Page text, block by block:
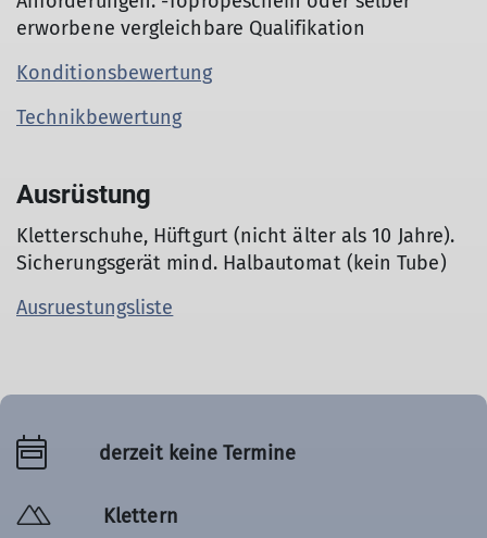
erworbene vergleichbare Qualifikation
Konditionsbewertung
Technikbewertung
Ausrüstung
Kletterschuhe, Hüftgurt (nicht älter als 10 Jahre).
Sicherungsgerät mind. Halbautomat (kein Tube)
Ausruestungsliste
derzeit keine Termine
Klettern